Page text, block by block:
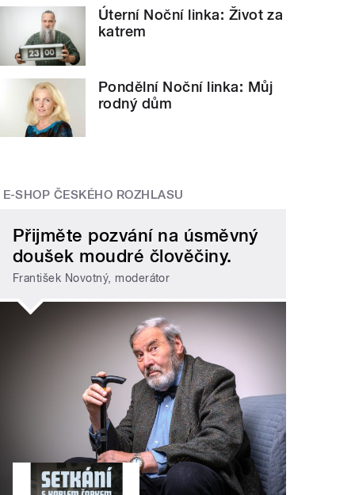
Úterní Noční linka: Život za
katrem
Pondělní Noční linka: Můj
rodný dům
E-SHOP ČESKÉHO ROZHLASU
Přijměte pozvání na úsměvný
doušek moudré člověčiny.
František Novotný, moderátor